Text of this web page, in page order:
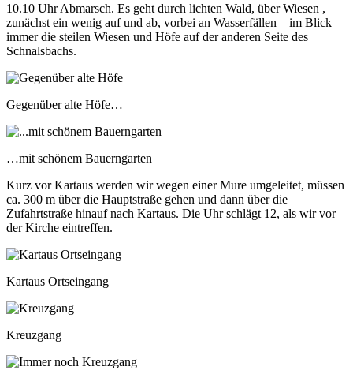
10.10 Uhr Abmarsch. Es geht durch lichten Wald, über Wiesen ,
zunächst ein wenig auf und ab, vorbei an Wasserfällen – im Blick
immer die steilen Wiesen und Höfe auf der anderen Seite des
Schnalsbachs.
Gegenüber alte Höfe…
…mit schönem Bauerngarten
Kurz vor Kartaus werden wir wegen einer Mure umgeleitet, müssen
ca. 300 m über die Hauptstraße gehen und dann über die
Zufahrtstraße hinauf nach Kartaus. Die Uhr schlägt 12, als wir vor
der Kirche eintreffen.
Kartaus Ortseingang
Kreuzgang